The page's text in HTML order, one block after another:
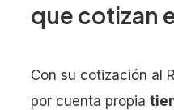
que cotizan
Con su cotización al
por cuenta propia